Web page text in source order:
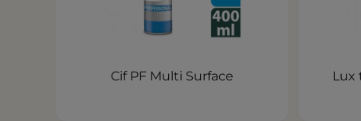
Cif PF Multi Surface Lux